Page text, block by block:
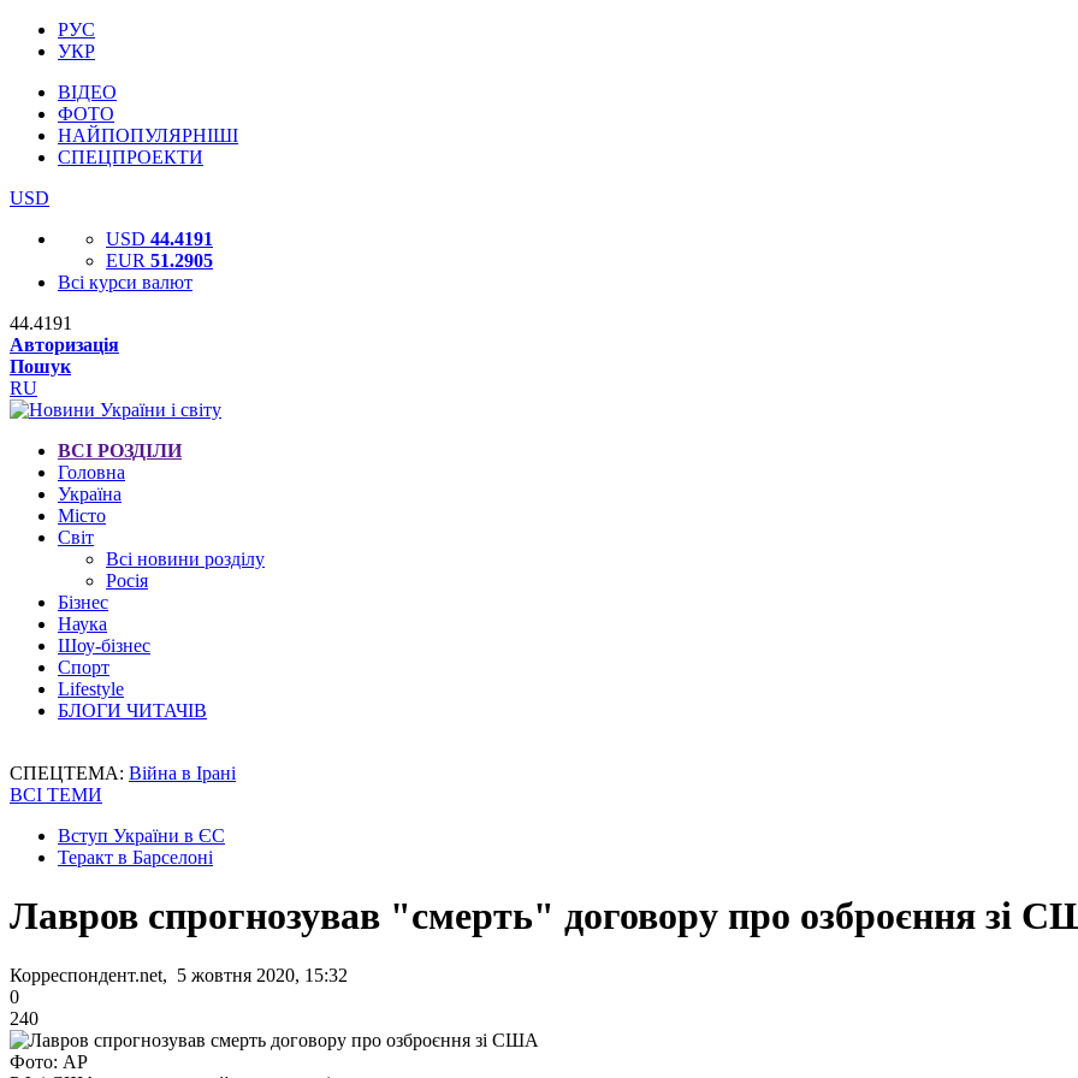
РУС
УКР
ВІДЕО
ФОТО
НАЙПОПУЛЯРНІШІ
СПЕЦПРОЕКТИ
USD
USD 44.4191
EUR 51.2905
Всі курси валют
44.4191
Авторизація
Пошук
RU
ВСІ РОЗДІЛИ
Головна
Україна
Місто
Світ
Всі новини розділу
Росія
Бізнес
Наука
Шоу-бізнес
Спорт
Lifestyle
БЛОГИ ЧИТАЧІВ
СПЕЦТЕМА: Війна в Ірані
ВСІ ТЕМИ
Вступ України в ЄС
Теракт в Барселоні
Лавров спрогнозував "смерть" договору про озброєння зі
Корреспондент.net, 5 жовтня 2020, 15:32
0
240
Фото: AP